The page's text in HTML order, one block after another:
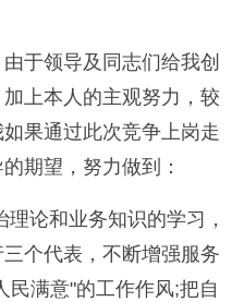
于领导及同志们给我创
上本人的主观努力，较
果通过此次竞争上岗走
期望，努力做到：
论和业务知识的学习，
个代表，不断增强服务
民满意"的工作作风;把自